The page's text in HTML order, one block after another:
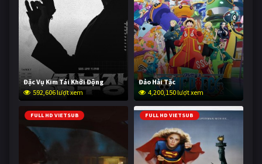
Đặc Vụ Kim Tái Khởi Động
592,606 lượt xem
Đảo Hải Tặc
4,200,150 lượt xem
FULL HD VIETSUB FULL HD VIETSUB